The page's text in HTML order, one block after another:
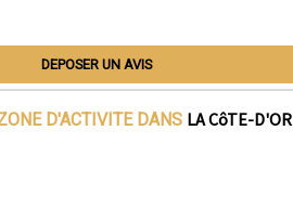
DEPOSER UN AVIS
D'ACTIVITE DANS LA CôTE-D'OR